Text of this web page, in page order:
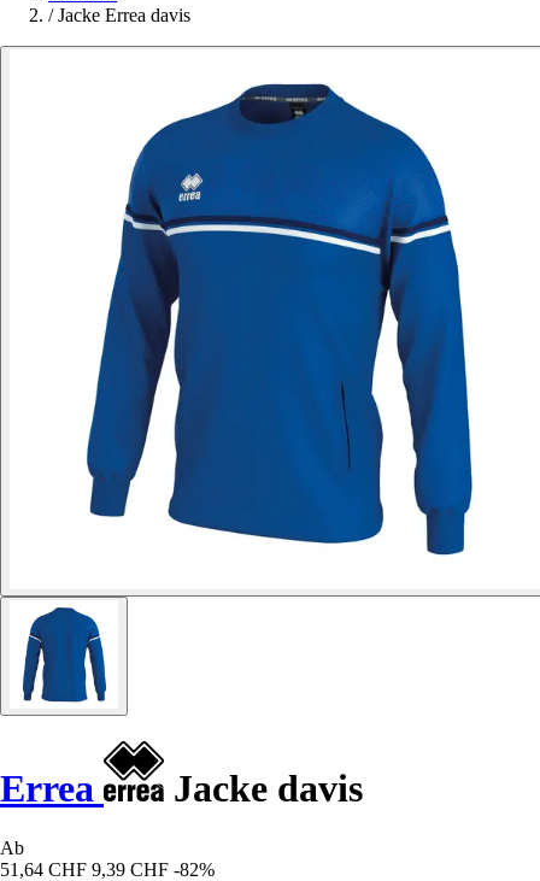
/ Jacke Errea davis
Errea Jacke davis
Ab
51,64 CHF 9,39 CHF -82%